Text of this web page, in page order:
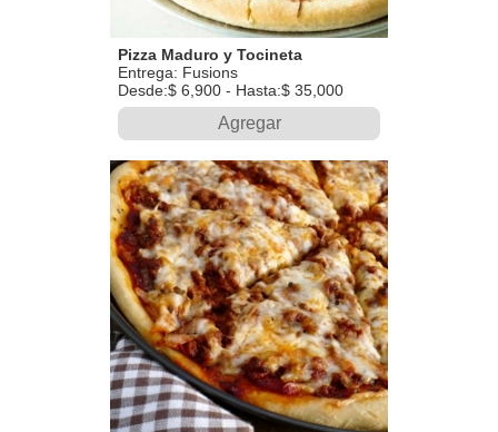
Pizza Maduro y Tocineta
Entrega: Fusions
Desde:$ 6,900 - Hasta:$ 35,000
Agregar